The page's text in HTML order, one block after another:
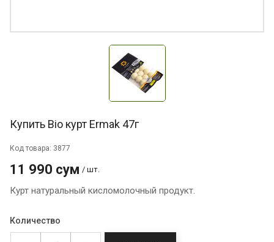
Купить Bio курт Ermak 47г
Код товара: 3877
11 990 сум / шт.
Курт натуральный кисломолочный продукт.
Количество